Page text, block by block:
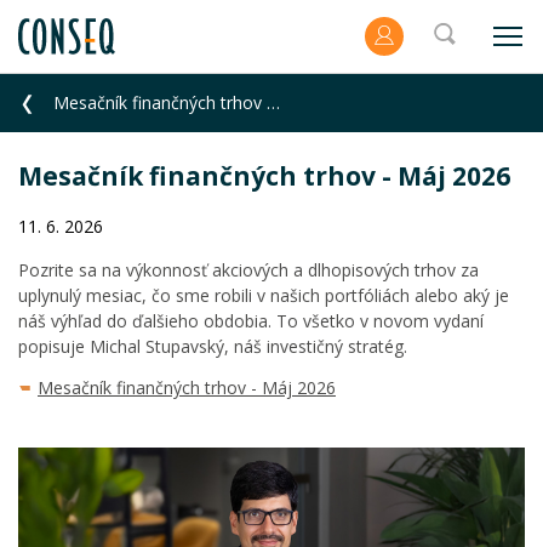
Mesačník finančných trhov - Máj 2026
Mesačník finančných trhov - Máj 2026
11. 6. 2026
Pozrite sa na výkonnosť akciových a dlhopisových trhov za
uplynulý mesiac, čo sme robili v našich portfóliách alebo aký je
náš výhľad do ďalšieho obdobia. To všetko v novom vydaní
popisuje Michal Stupavský, náš investičný stratég.
Mesačník finančných trhov - Máj 2026